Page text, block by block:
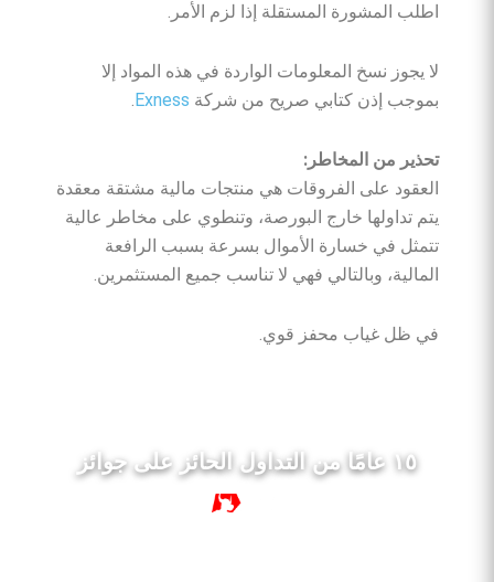
اطلب المشورة المستقلة إذا لزم الأمر.
لا يجوز نسخ المعلومات الواردة في هذه المواد إلا
بموجب إذن كتابي صريح من شركة Exness
.
تحذير من المخاطر:
العقود على الفروقات هي منتجات مالية مشتقة معقدة
يتم تداولها خارج البورصة، وتنطوي على مخاطر عالية
تتمثل في خسارة الأموال بسرعة بسبب الرافعة
المالية، وبالتالي فهي لا تناسب جميع المستثمرين.
في ظل غياب محفز قوي.
١٥ عامًا من التداول الحائز على جوائز